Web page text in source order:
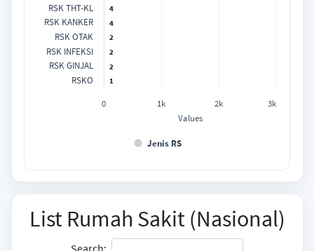
Values
4
4
2
2
2
1
Jenis RS
0 1k 2k 3k
RSK THT-KL
RSK KANKER
RSK OTAK
RSK INFEKSI
RSK GINJAL
RSKO
End of interactive chart.
List Rumah Sakit (Nasional)
Search: